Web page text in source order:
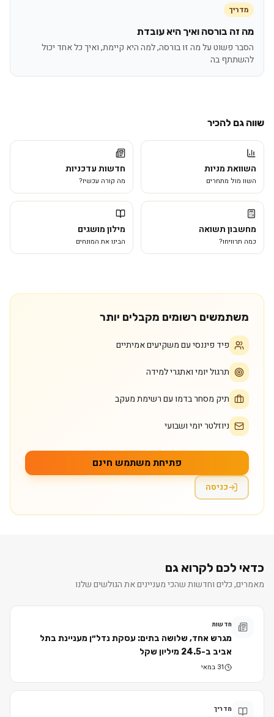
מדריך
מה זה בורסה ואיך היא עובדת
הסבר פשוט על מה זו בורסה, למה היא קיימת, ואיך כל אחד יכול
להשתתף בה
שווה גם להכיר
השוואת מניות
השוו מול מתחרים
חדשות עדכניות
מה קורה עכשיו?
מחשבון תשואה
כמה תרוויחו?
מילון מושגים
הבינו את המונחים
משתמשים רשומים מקבלים יותר
פיד פיננסי עם משקיעים אמיתיים
תרגול יומי ואתגרי למידה
תיק מסחר בדמו עם רשימת מעקב
ניוזלטר יומי ושבועי
פתיחת משתמש חינם
כניסה
כדאי לכם לקרוא גם
מאמרים, כלים וחדשות שהכי מעניינים את הגולשים שלנו
חדשות
מגרש אחד, שלושה בתים: עסקת נדל״ן מעניינת בתל
אביב ב-24.5 מיליון שקל
31 במאי
מדריך